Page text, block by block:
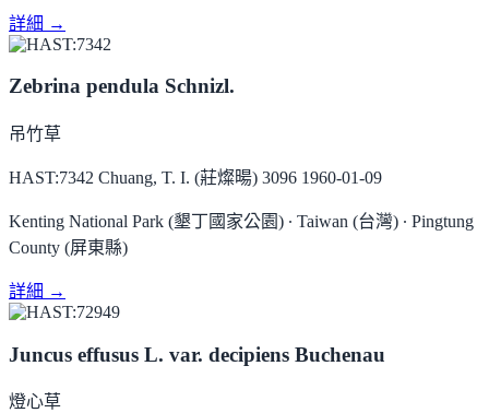
詳細 →
Zebrina pendula Schnizl.
吊竹草
HAST:7342 Chuang, T. I. (莊燦暘) 3096 1960-01-09
Kenting National Park (墾丁國家公園) ∙ Taiwan (台灣) ∙ Pingtung
County (屏東縣)
詳細 →
Juncus effusus L. var. decipiens Buchenau
燈心草